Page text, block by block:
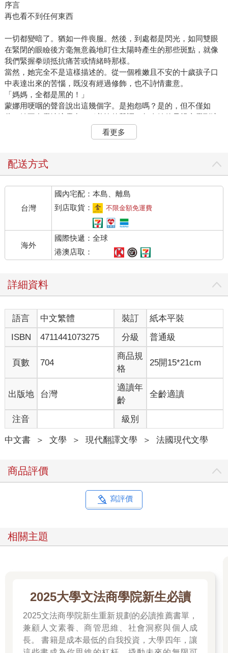
序言
再也看不到任何東西
一切都變暗了。猶如一件喪服。然後，到處都是閃光，如同雙眼
在緊閉的眼瞼後方毫無意義地盯住太陽時產生的那些斑點，就像
我們緊握拳頭抵抗痛苦或情緒時那樣。
當然，她完全不是這樣描述的。從一個稚嫩且不安的十歲孩子口
中表達出來的苦惱，既沒有經過修飾，也不詩情畫意。
「媽媽，全都是黑的！」
蒙娜用哽咽的聲音說出這幾個字。是抱怨嗎？是的，但不僅如
此。她不自覺地流露出一種羞愧的聲調，每次她的母親察覺到這
一點，態度都會嚴肅起來。因為，如果有什麼是蒙娜從來就不會
假裝的，那就是羞愧。一旦羞愧駐足在一個字詞、一種態度、一
「媽媽，全都是黑的！」
似乎事出突然，沒有發生什麼特別的事情：她右手握著筆，左手
夾著練習簿，乖巧地在桌子的一角做數學題，她的母親正把大蒜
塞滿肥滋滋的烤肉。蒙娜小心翼翼地從脖子上取下一個礙事的吊
墜，因為這個吊墜在她的習作本上方晃動，而她已經養成駝背寫
字的壞習慣。她感覺到自己的雙眼被一層厚重的陰影襲擊，彷彿
是因為這雙眼睛如此湛藍、如此圓大、如此純淨，這才受到懲
罰。陰影不是來自外面，並非像夜幕降臨或劇院的燈光黯淡下來
時所顯現的陰影；陰影是從她自己的身體、從內部攫取了她的視
圖案、棕色的木桌、放在遠處的烤肉、繫著白色圍裙的母親、鋪
著磁磚的廚房、坐在隔壁房間的父親、蒙特伊的公寓、籠罩街道
的秋日灰色天空以及全世界分開來。這個孩子受到了詛咒，陷入
黑暗之中。
蒙娜的母親焦躁不安，她打電話給家庭醫師，困惑地描述了女兒
被遮蔽的瞳孔，並在醫師的詢問下，明確指出她似乎沒有出現任
「這聽起來像是AIT。」他說，但沒有想要更進一步做出判斷。
他要蒙娜立即服用高劑量的阿斯匹靈，但最重要的是緊急將她送
到主宮醫院，他會打電話請一位同業立刻進行治療。他不是偶然
想到這位同業的：那是一名出色的小兒科醫師，也是一位聲譽卓
著的眼科醫師，順帶一提，還是一名很有能力的催眠治療師。他
推斷在正常情況下，這種失明狀態應該不會超過十分鐘，然後他
就掛上電話，然而距離事發當時已經過了整整十五分鐘了。
在車上，小女孩一邊哭泣，一邊拍打太陽穴。她的母親拉住她的
袋，就像我們會敲打一台壞掉的機器，傻傻地期望它能重新發動
一樣。而那位父親則開著他那輛搖晃不已的老舊福斯汽車，希望
過什麼事，而且還瞞著他。他反覆思索所有可能的原因，從一縷
蒸氣到重重一跤都有可能。但是，不，蒙娜說了無數次：
父親說什麼也不信：
「我們不會就這樣瞎了！」
許她期望這些淚水能洗去在這個十月的週日，當夜幕降臨時沾黏
她突然停止哭泣並愣住了：
「媽媽，爸爸，我又看見了！」
她站在冷風颼颼的街上，前後搖晃著脖子，想要重新感受一切。
就像被掀開的簾子，擋住她雙眼的遮蔽物也被揭起。線條重新出
現在她眼前，接著是臉部的輪廓、近物的立體細節、牆壁的紋
看更多
配送方式
台灣
國內宅配：本島、離島
到店取貨：
不限金額免運費
海外
國際快遞：全球
港澳店取：
詳細資料
語言 中文繁體 裝訂
紙本平裝
ISBN
4711441073275 分級 普通級
頁數 704
商品規
格
25開15*21cm
出版地 台灣
適讀年
齡
全齡適讀
注音 級別
中文書 ＞ 文學 ＞ 現代翻譯文學 ＞ 法國現代文學
商品評價
寫評價
相關主題
2025大學文法商學院新生必讀
2025文法商學院新生重新規劃的必讀推薦書單，
兼顧人文素養、商管思維、社會洞察與個人成
長。 書籍是成本最低的自我投資，大學四年，讓